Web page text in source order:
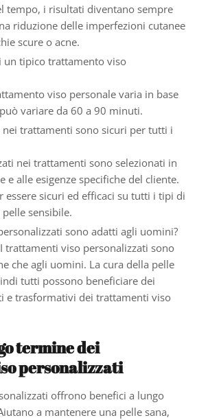
tempo, i risultati diventano sempre
riduzione delle imperfezioni cutanee
scure o acne.
un tipico trattamento viso
viso personale varia in base
variare da 60 a 90 minuti.
trattamenti sono sicuri per tutti i
nei trattamenti sono selezionati in
e alle esigenze specifiche del cliente.
essere sicuri ed efficaci su tutti i tipi di
sensibile.
sono adatti agli uomini?
trattamenti viso personalizzati sono
che agli uomini. La cura della pelle
tutti possono beneficiare dei
e trasformativi dei trattamenti viso
termine dei
personalizzati
offrono benefici a lungo
a mantenere una pelle sana,